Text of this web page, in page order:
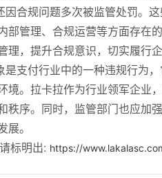
因合规问题多次被监管处罚。
部管理、合规运营等方面存在
，提升合规意识，切实履行企
是支付行业中的一种违规行为
境。拉卡拉作为行业领军企业
秩序。同时，监管部门也应加
。
标明出: https://